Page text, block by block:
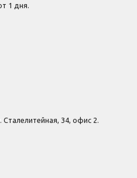
1 дня.
Сталелитейная, 34, офис 2.